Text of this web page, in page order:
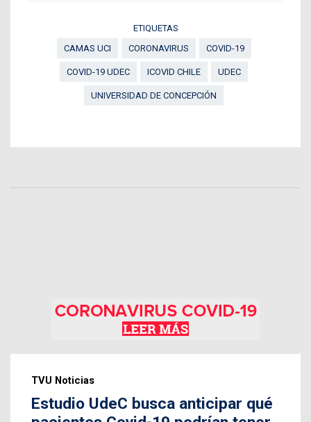
ETIQUETAS
CAMAS UCI
CORONAVIRUS COVID-19
COVID-19 UDEC ICOVID CHILE UDEC
UNIVERSIDAD DE CONCEPCIÓN
TVU Noticias
Estudio UdeC busca anticipar qué